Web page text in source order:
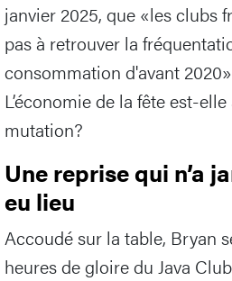
janvier 2025, que «les clubs
pas à retrouver la
consommation d'avant
L’économie de la fête est-
mutation?
Une reprise qui n’a
eu lieu
Accoudé sur la table, Bryan
heures de gloire du Java